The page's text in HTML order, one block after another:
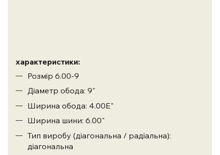
характеристики:
Розмір 6.00-9
Діаметр обода: 9"
Ширина обода: 4.00E"
Ширина шини: 6.00"
Тип виробу (діагональна / радіальна):
діагональна